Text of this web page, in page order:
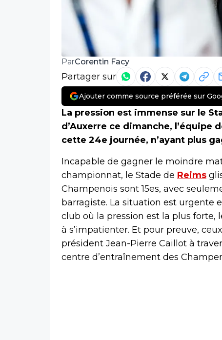
ParCorentin Facy
Partager sur
Ajouter comme source préférée sur
La pression est immense sur le
d’Auxerre ce dimanche, l’équipe
cette 24e journée, n’ayant plus
Incapable de gagner le moindre
championnat, le Stade de Reims
Champenois sont 15es, avec
barragiste. La situation est urgente
club où la pression est la plus
à s’impatienter. Et pour preuve,
président Jean-Pierre Caillot à
centre d’entraînement des